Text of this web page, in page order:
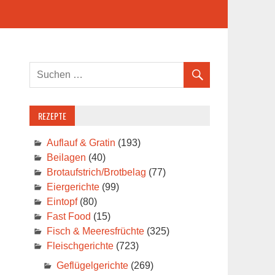
REZEPTE
Auflauf & Gratin (193)
Beilagen (40)
Brotaufstrich/Brotbelag (77)
Eiergerichte(99)
Eintopf(80)
Fast Food (15)
Fisch & Meeresfrüchte(325)
Fleischgerichte(723)
Geflügelgerichte(269)